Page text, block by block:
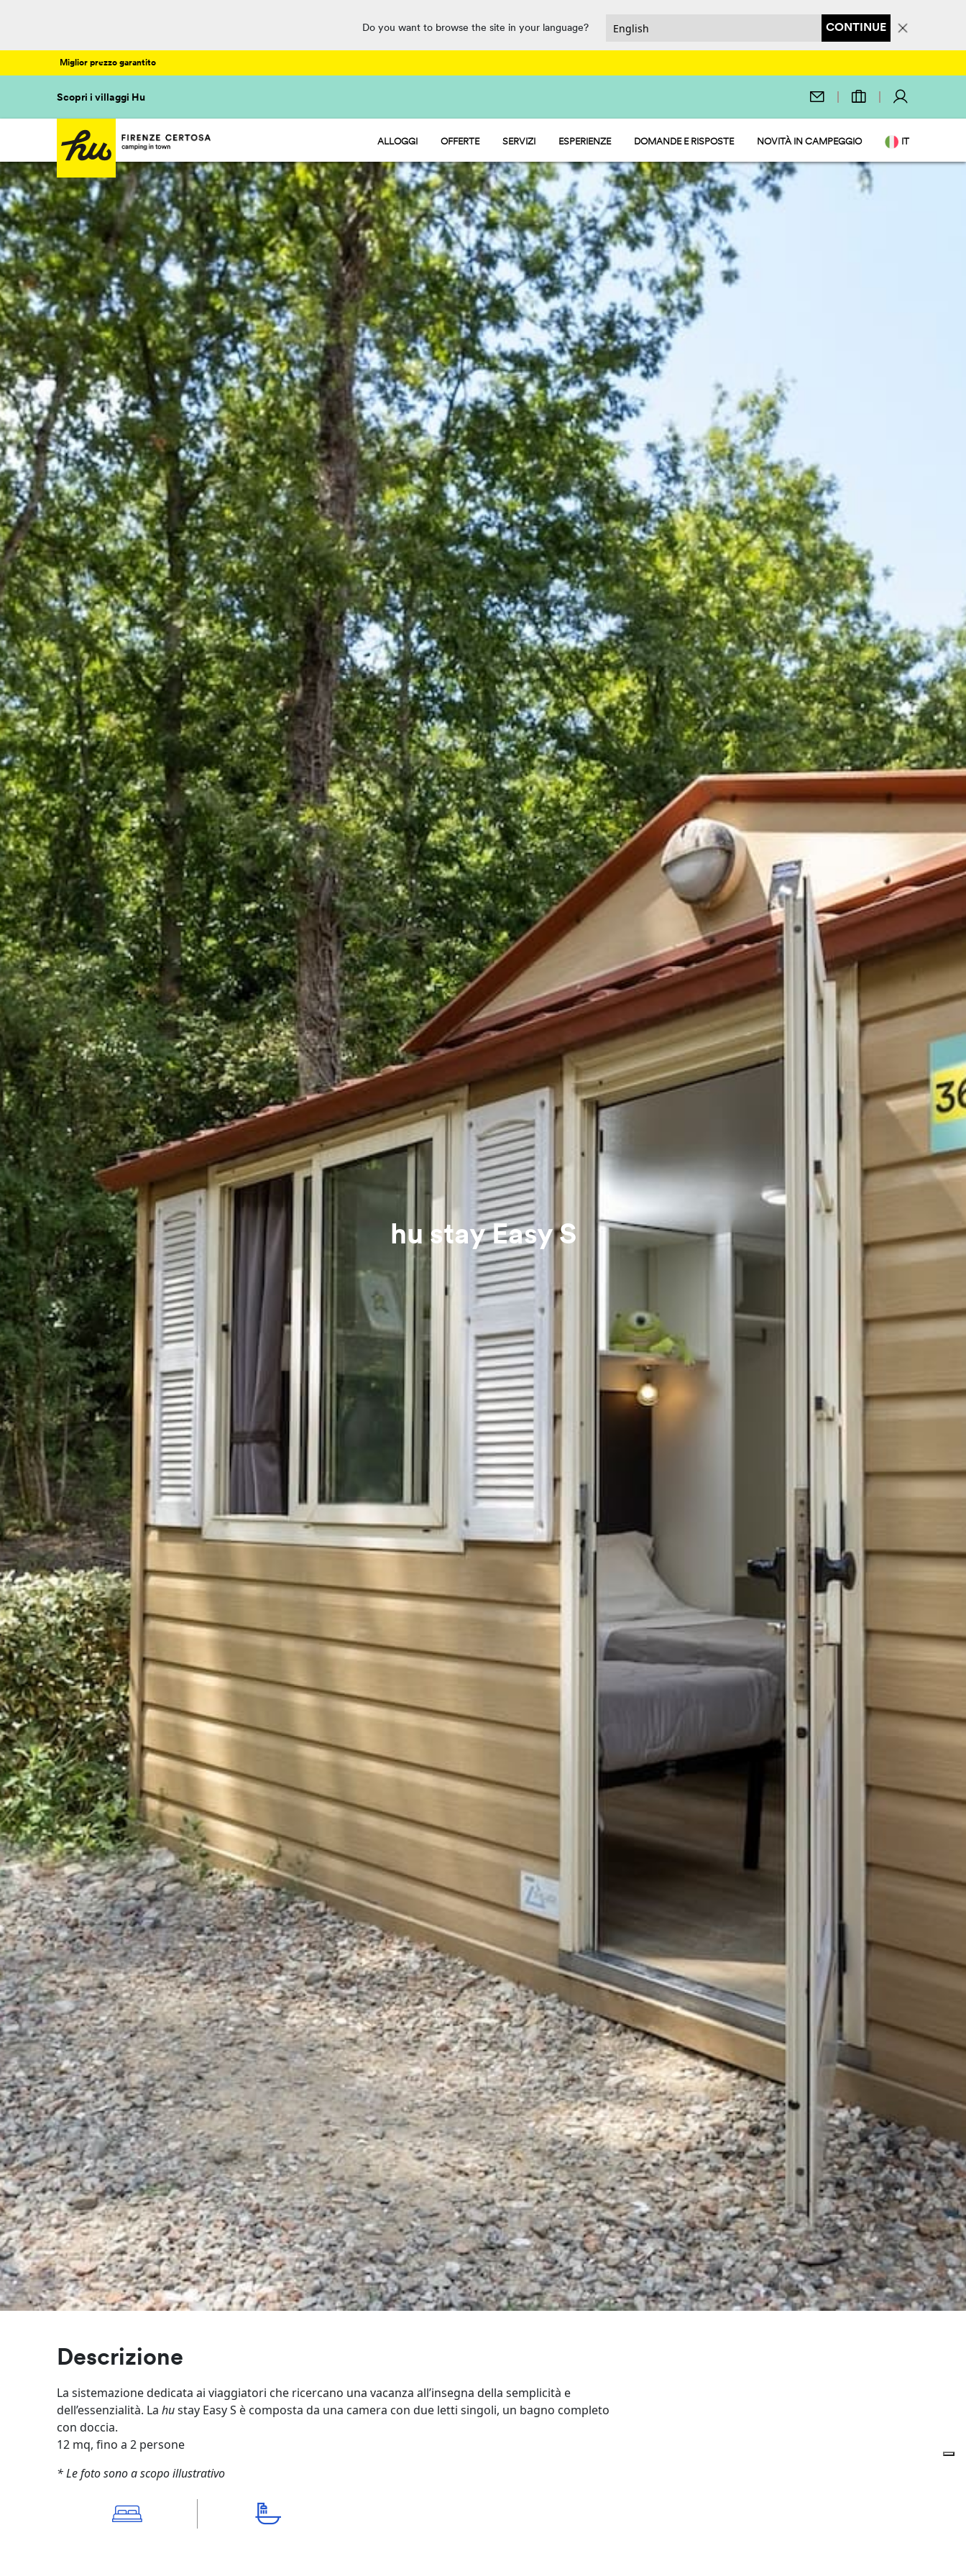
Do you want to browse the site in your language? CONTINUE
Miglior prezzo garantito
Scopri i villaggi Hu
ALLOGGI
HU CAMP - PIAZZOLE
HU GLAMP - TENDE
OFFERTE SERVIZI
MARKET
PARCO ACQUATICO
ESPERIENZE DOMANDE E RISPOSTE NOVITÀ IN CAMPEGGIO IT
DE
hu stay Easy S
Descrizione
La sistemazione dedicata ai viaggiatori che ricercano una vacanza all’insegna della semplicità e
dell’essenzialità. Lahustay Easy S è composta da una camera con due letti singoli, un bagno completo
con doccia.
12 mq, fino a 2 persone
* Le foto sono a scopo illustrativo